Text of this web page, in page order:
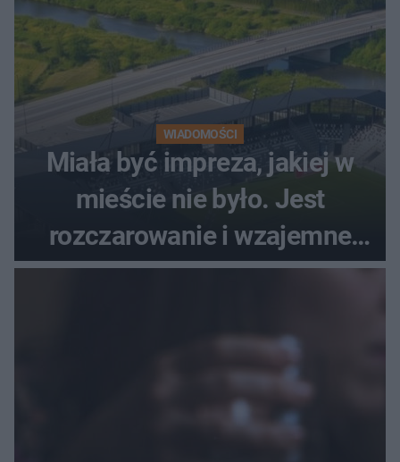
WIADOMOŚCI
Miała być impreza, jakiej w
mieście nie było. Jest
rozczarowanie i wzajemne
obwinianie. Dlaczego Peak